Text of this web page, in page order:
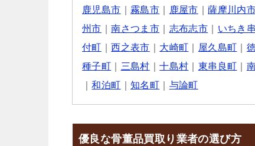
鹿児島市 霧島市 鹿屋市 ｜薩摩川内
州市 ｜南さつま市 志布志市 いちき
付町 ｜西之表市 大崎町 屋久島町
種子町
三島村 ｜十島村 東串良町
｜和泊町 ｜知名町 与論町
優良な骨董品買取り業者の選び方